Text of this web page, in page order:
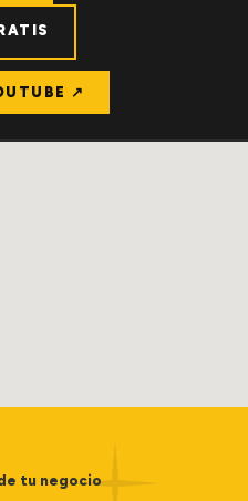
↗
tu negocio